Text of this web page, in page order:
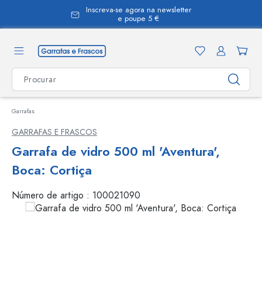
Inscreva-se agora na newsletter
e poupe 5 €
Garrafas
GARRAFAS E FRASCOS
Garrafa de vidro 500 ml 'Aventura',
Boca: Cortiça
Número de artigo : 100021090